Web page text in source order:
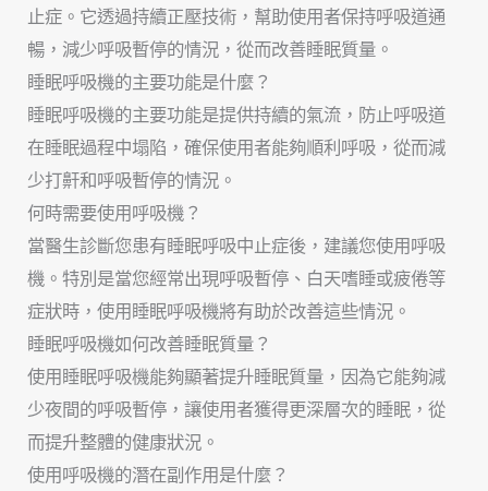
止症。它透過持續正壓技術，幫助使用者保持呼吸道通
暢，減少呼吸暫停的情況，從而改善睡眠質量。
睡眠呼吸機的主要功能是什麼？
睡眠呼吸機的主要功能是提供持續的氣流，防止呼吸道
在睡眠過程中塌陷，確保使用者能夠順利呼吸，從而減
少打鼾和呼吸暫停的情況。
何時需要使用呼吸機？
當醫生診斷您患有睡眠呼吸中止症後，建議您使用呼吸
機。特別是當您經常出現呼吸暫停、白天嗜睡或疲倦等
症狀時，使用睡眠呼吸機將有助於改善這些情況。
睡眠呼吸機如何改善睡眠質量？
使用睡眠呼吸機能夠顯著提升睡眠質量，因為它能夠減
少夜間的呼吸暫停，讓使用者獲得更深層次的睡眠，從
而提升整體的健康狀況。
使用呼吸機的潛在副作用是什麼？